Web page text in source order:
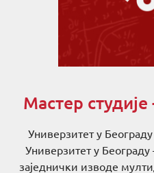
Мастер
Универзитет у
Универзитет у
заједнички изводе